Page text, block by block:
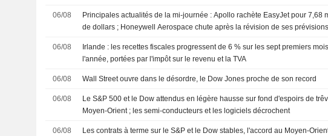
06/08
Principales actualités de la mi-journée : Apollo rachète EasyJet pour 7,68
de dollars ; Honeywell Aerospace chute après la révision de ses prévisions
06/08
Irlande : les recettes fiscales progressent de 6 % sur les sept premiers
l'année, portées par l'impôt sur le revenu et la TVA
06/08 Wall Street ouvre dans le désordre, le Dow Jones proche de son record
06/08
Le S&P 500 et le Dow attendus en légère hausse sur fond d'espoirs de
Moyen-Orient ; les semi-conducteurs et les logiciels décrochent
06/08
Les contrats à terme sur le S&P et le Dow stables, l'accord au Moyen-